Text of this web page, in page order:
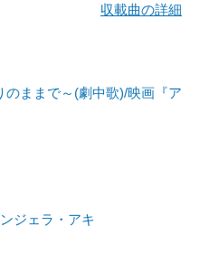
収載曲の詳細
のままで～(劇中歌)/映画『ア
ジェラ・アキ